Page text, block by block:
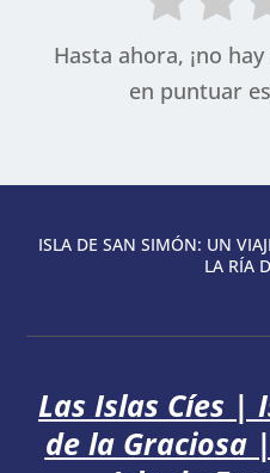
Hasta ahora, ¡no
en puntuar
ISLA DE SAN SIMÓN: UN
LA RÍA
Las Islas Cíes |
de la Graciosa|